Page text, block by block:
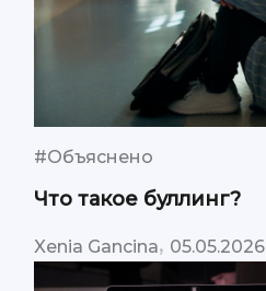
#Объяснено
Что такое буллинг?
Xenia Gancina, 05.05.2026